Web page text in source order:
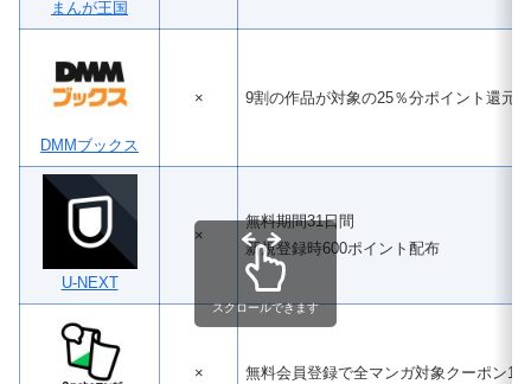
まんが王国
DMMブックス
× 9割の作品が対象の25％分ポイント還元
U-NEXT
×
無料期間31日間
新規登録時600ポイント配布
× 無料会員登録で全マンガ対象クーポン
スクロールできます